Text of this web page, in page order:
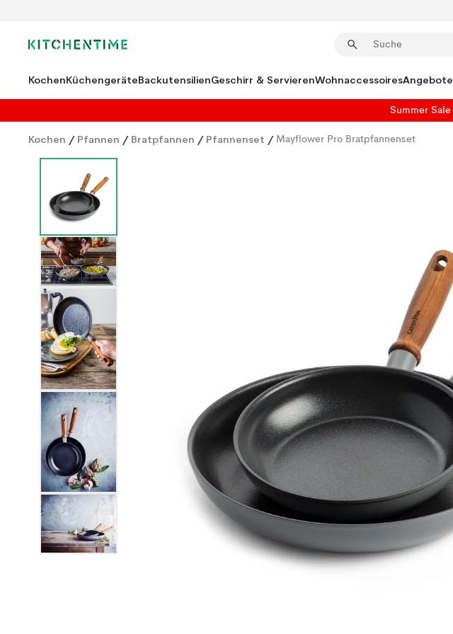
KochenKüchengeräteBackutensilienGeschirr & ServierenWohnaccessoiresAngebote
Summer Sale
Kochen / Pfannen / Bratpfannen / Pfannenset / Mayflower Pro Bratpfannenset